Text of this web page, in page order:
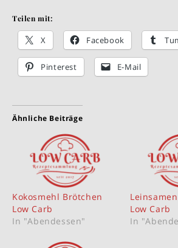
Teilen mit:
X Facebook
Pinterest E-Mail
Ähnliche Beiträge
Kokosmehl Brötchen
Low Carb
In "Abendessen"
Low Carb
In